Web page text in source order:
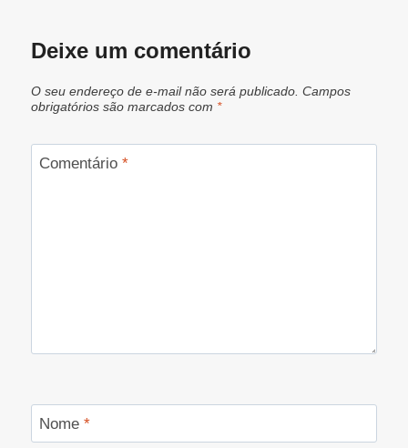
Deixe um comentário
O seu endereço de e-mail não será publicado. Campos
obrigatórios são marcados com *
Comentário *
Nome *